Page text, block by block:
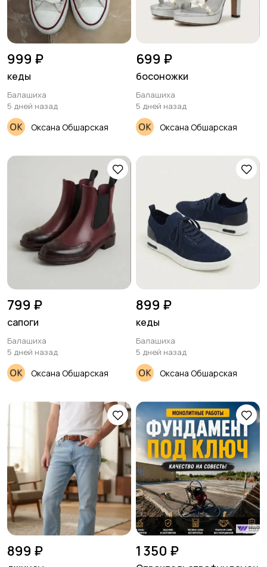
999 ₽
кеды
Балашиха
5 дней назад
Оксана Обшарская
699 ₽
босоножки
Балашиха
5 дней назад
Оксана Обшарская
799 ₽
сапоги
Балашиха
5 дней назад
Оксана Обшарская
899 ₽
кеды
Балашиха
5 дней назад
Оксана Обшарская
899 ₽ 1 350 ₽